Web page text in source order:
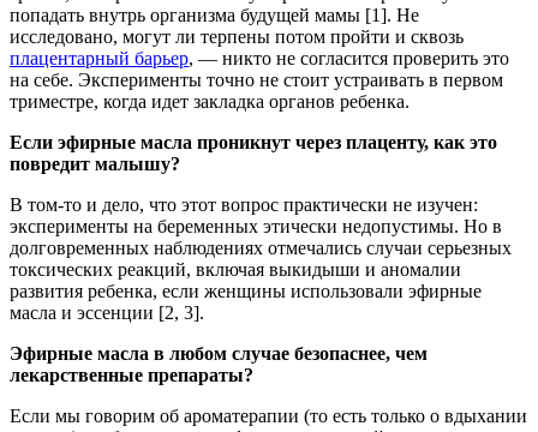
попадать внутрь организма будущей мамы [1]. Не
исследовано, могут ли терпены потом пройти и сквозь
плацентарный барьер, — никто не согласится проверить это
на себе. Эксперименты точно не стоит устраивать в первом
триместре, когда идет закладка органов ребенка.
Если эфирные масла проникнут через плаценту, как это
повредит малышу?
В том-то и дело, что этот вопрос практически не изучен:
эксперименты на беременных этически недопустимы. Но в
долговременных наблюдениях отмечались случаи серьезных
токсических реакций, включая выкидыши и аномалии
развития ребенка, если женщины использовали эфирные
масла и эссенции [2, 3].
Эфирные масла в любом случае безопаснее, чем
лекарственные препараты?
Если мы говорим об ароматерапии (то есть только о вдыхании